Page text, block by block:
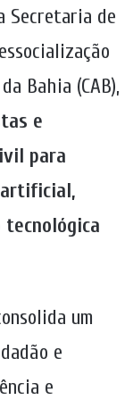
Secretaria de
Bahia (CAB),
e
para
um
e
e